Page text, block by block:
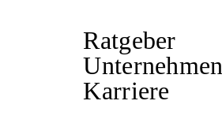
Ratgeber
Unternehmen
Karriere